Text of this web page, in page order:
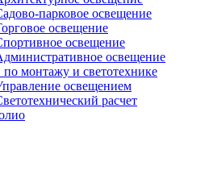
парковое освещение
освещение
освещение
освещение
по монтажу и светотехнике
освещением
расчет